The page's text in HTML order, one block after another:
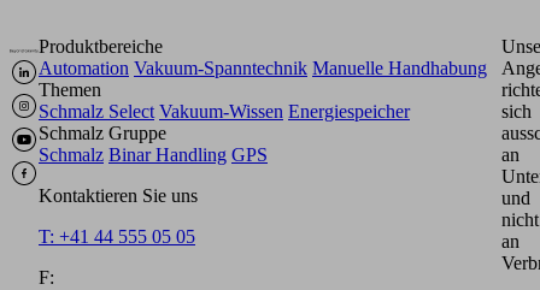
Produktbereiche
Automation Vakuum-Spanntechnik Manuelle Handhabung
Themen
Schmalz Select Vakuum-Wissen Energiespeicher
Schmalz Gruppe
Schmalz Binar Handling GPS
Kontaktieren Sie uns
T: +41 44 555 05 05
F:
sich
an
und
nicht
an